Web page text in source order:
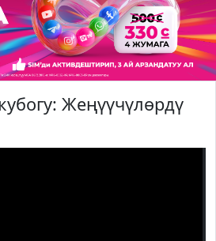
Жеңүүчүлөрдү